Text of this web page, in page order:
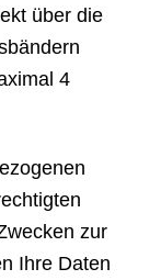
über die
4
zur
Ihre Daten